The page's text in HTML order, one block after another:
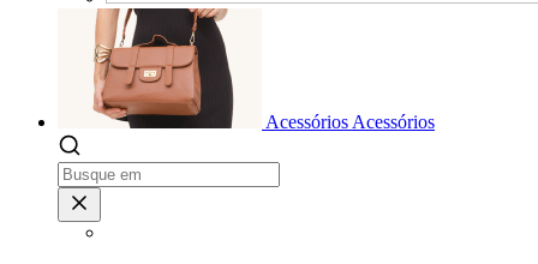
Acessórios Acessórios